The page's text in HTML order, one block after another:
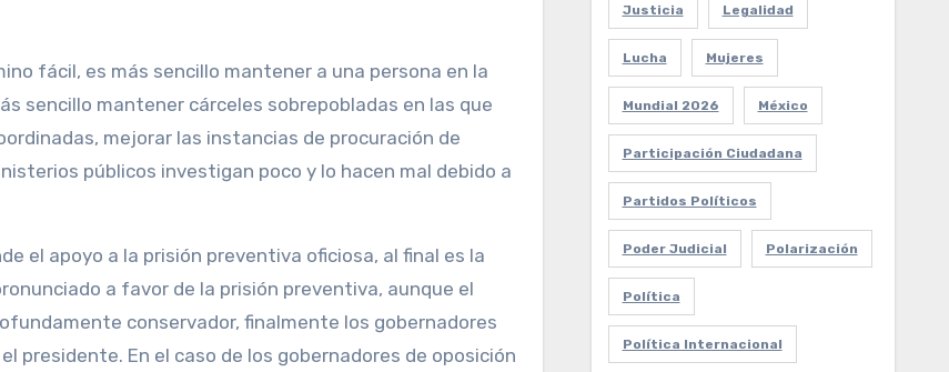
fácil, es más sencillo mantener a una persona en la
sencillo mantener cárceles sobrepobladas en las que
mejorar las instancias de procuración de
públicos investigan poco y lo hacen mal debido a
el apoyo a la prisión preventiva oficiosa, al final es la
a favor de la prisión preventiva, aunque el
conservador, finalmente los gobernadores
presidente. En el caso de los gobernadores de oposición
Justicia Legalidad
Lucha Mujeres
Mundial 2026 México
Participación Ciudadana
Partidos Políticos
Poder Judicial Polarización
Política
Política Internacional